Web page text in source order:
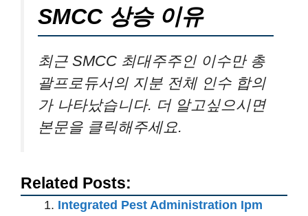
SMCC 상승 이유
최근 SMCC 최대주주인 이수만 총
괄프로듀서의 지분 전체 인수 합의
가 나타났습니다. 더 알고싶으시면
본문을 클릭해주세요.
Related Posts:
Integrated Pest Administration Ipm